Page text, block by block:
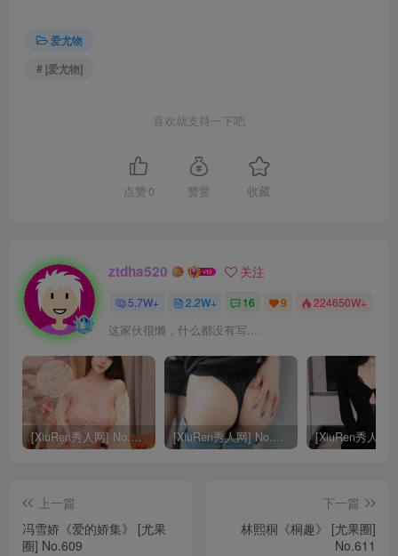
爱尤物
# [爱尤物]
喜欢就支持一下吧
点赞 0 赞赏 收藏
ztdha520 关注
5.7W+ 2.2W+ 16 9 224650W+
这家伙很懒，什么都没有写...
[XiuRen秀人网] No.9040 蛋蛋宝 妩媚美腿 [XiuRen秀人网] No.8668 模特合集
上一篇
冯雪娇《爱的娇集》 [尤果
圈] No.609
下一篇
林熙桐《桐趣》 [尤果圈]
No.611